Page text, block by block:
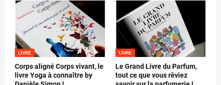
LIVRE
Corps aligné Corps vivant, le
livre Yoga à connaître by
LIVRE
Le Grand Livre du Parfum,
tout ce que vous rêviez